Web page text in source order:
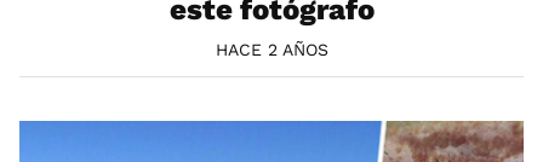
este fotógrafo
HACE 2 AÑOS